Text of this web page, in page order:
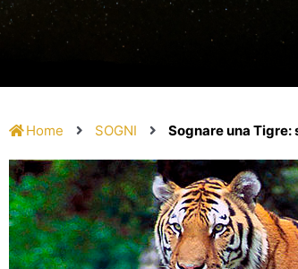
Home SOGNI Sognare una